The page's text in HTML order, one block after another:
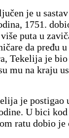
je u
1751.
puta u
da pređu
Tekelija je
mu na kraju
je postigao
U bici
ratu dobio